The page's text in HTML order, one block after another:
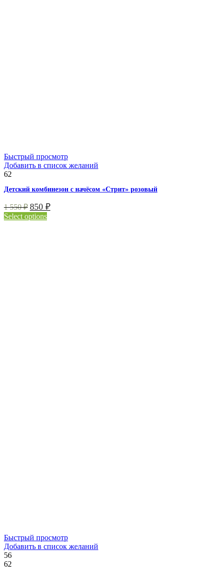
Быстрый просмотр
Добавить в список желаний
62
Детский комбинезон с начёсом «Стрит» розовый
1 550₽ 850 ₽
Select options
Быстрый просмотр
Добавить в список желаний
56
62